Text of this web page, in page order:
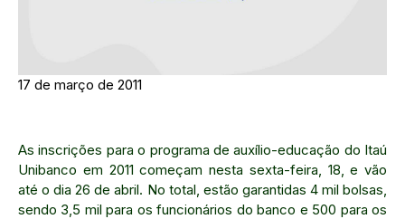
17 de março de 2011
As inscrições para o programa de auxílio-educação do Itaú
Unibanco em 2011 começam nesta sexta-feira, 18, e vão
até o dia 26 de abril. No total, estão garantidas 4 mil bolsas,
sendo 3,5 mil para os funcionários do banco e 500 para os